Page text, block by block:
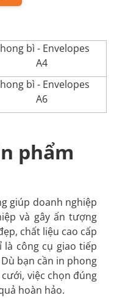
bì - Envelopes
A4
bì - Envelopes
A6
phẩm
giúp doanh nghiệp
và gây ấn tượng
chất liệu cao cấp
công cụ giao tiếp
bạn cần in phong
việc chọn đúng
hoàn hảo.